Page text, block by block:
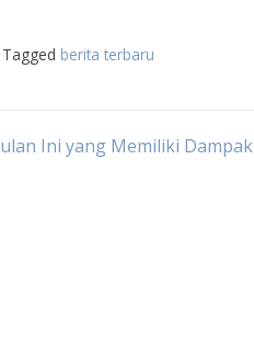
Tagged berita terbaru
Ini yang Memiliki Dampak